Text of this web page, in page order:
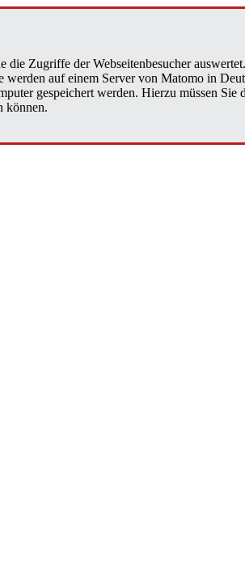
Zugriffe der Webseitenbesucher
auf einem Server von Matomo in
gespeichert werden. Hierzu müssen Sie
können.